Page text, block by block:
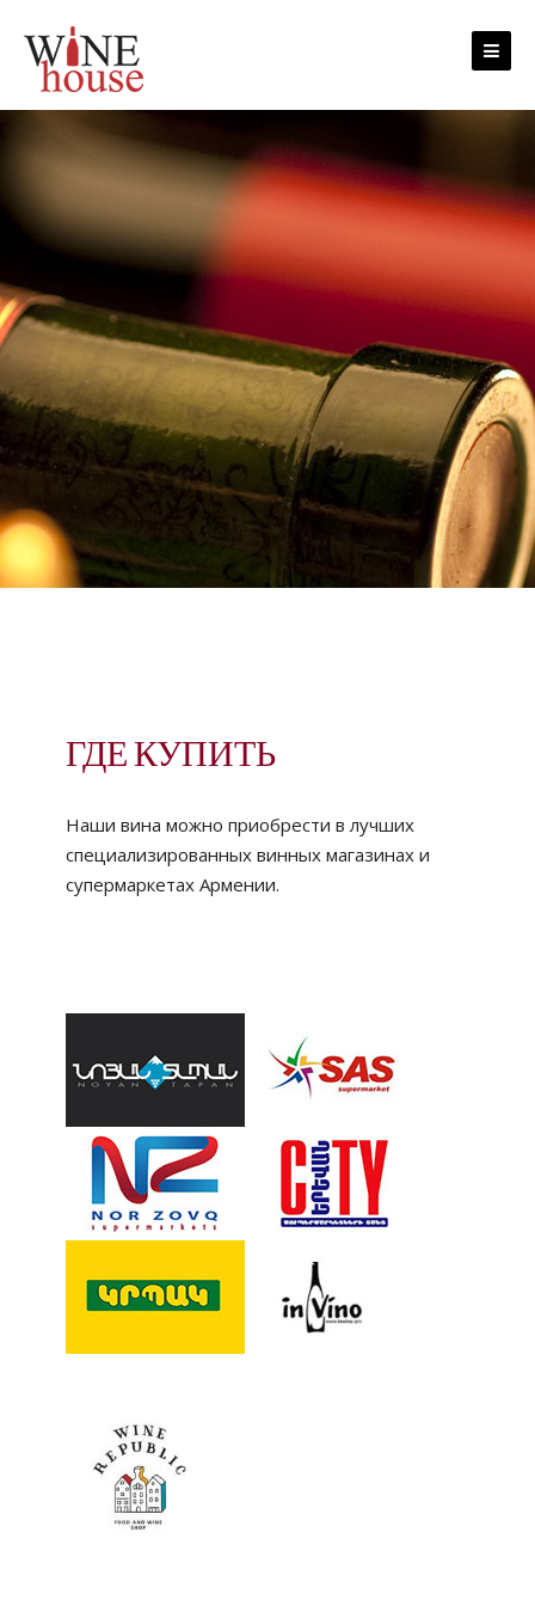
ГДЕ КУПИТЬ
Наши вина можно приобрести в лучших
специализированных винных магазинах и
супермаркетах Армении.